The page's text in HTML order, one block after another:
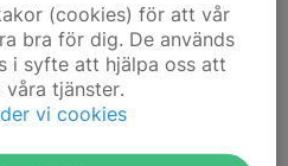
(cookies) för att vår
bra för dig. De används
i syfte att hjälpa oss att
tjänster.
vi cookies